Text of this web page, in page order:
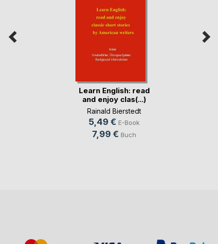
Learn English: read
and enjoy clas(...)
Rainald Bierstedt
5,49 € E-Book
7,99 € Buch